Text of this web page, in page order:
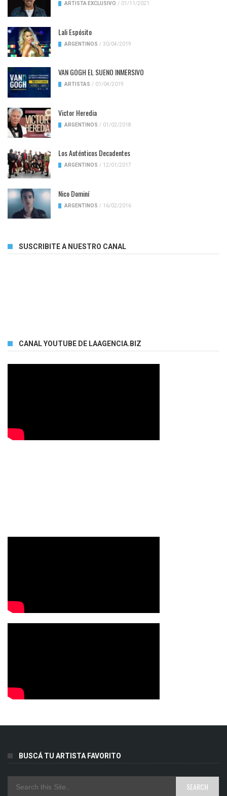
ARTISTA EXCLUSIVO / 01/11/2021
Lali Espósito
ARGENTINOS / 30/04/2019
VAN GOGH EL SUENO INMERSIVO
ARTISTAS / 01/04/2019
Victor Heredia
ARGENTINOS / 01/02/2018
Los Auténticos Decadentes
ARGENTINOS / 12/01/2017
Nico Dominí
ARGENTINOS / 16/02/2016
SUSCRIBITE A NUESTRO CANAL
CANAL YOUTUBE DE LAAGENCIA.BIZ
BUSCÁ TU ARTISTA FAVORITO